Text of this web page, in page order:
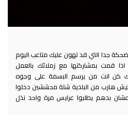
جدا التي قد تهون عليك متاعب اليوم
قمت بمشاركتها مع زملائك بالعمل
كن انت من يرسم البسمة على وجوه
هارب من البلدية شلة محششين دخلوا
بدهم يطلبوا عرايس مرة واحد نذل